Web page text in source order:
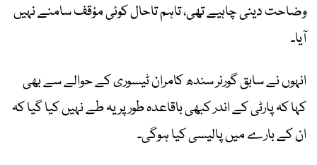
وضاحت دینی چاہیے تھی، تاہم تاحال کوئی مؤقف سامنے نہیں
آیا۔
انہوں نے سابق گورنر سندھ کامران ٹیسوری کے حوالے سے بھی
کہا کہ پارٹی کے اندر کبھی باقاعدہ طور پر یہ طے نہیں کیا گیا کہ
ان کے بارے میں پالیسی کیا ہوگی۔